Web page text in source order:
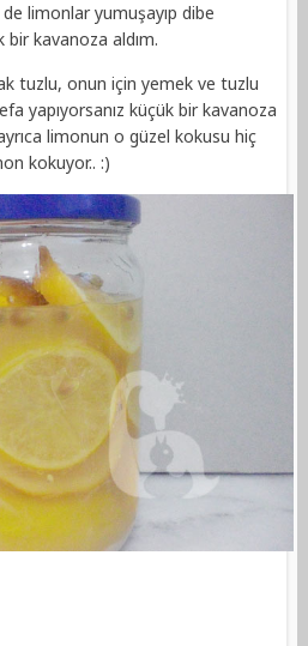
de limonlar yumuşayıp dibe
bir kavanoza aldım.
tuzlu, onun için yemek ve tuzlu
yapıyorsanız küçük bir kavanoza
limonun o güzel kokusu hiç
kokuyor.. :)